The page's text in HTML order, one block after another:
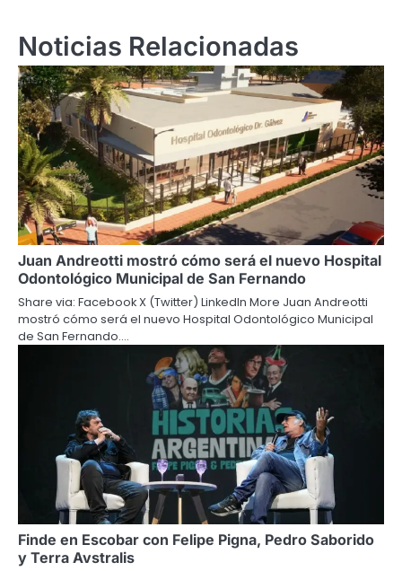
Noticias Relacionadas
Juan Andreotti mostró cómo será el nuevo Hospital
Odontológico Municipal de San Fernando
Share via: Facebook X (Twitter) LinkedIn More Juan Andreotti
mostró cómo será el nuevo Hospital Odontológico Municipal
de San Fernando.…
Finde en Escobar con Felipe Pigna, Pedro Saborido
y Terra Avstralis